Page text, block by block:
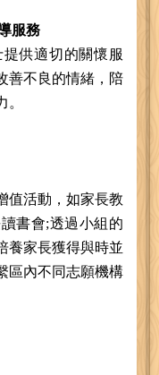
服務
供適切的關懷服
善不良的情緒，陪
值活動，如家長教
書會;透過小組的
養家長獲得與時並
區內不同志願機構